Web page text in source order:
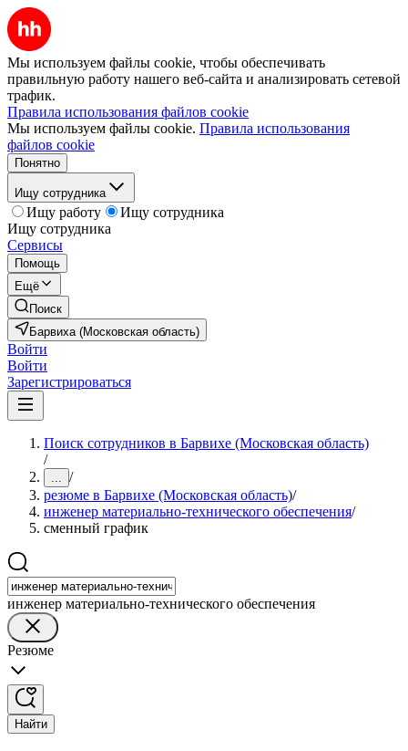
Мы используем файлы cookie, чтобы обеспечивать
правильную работу нашего веб-сайта и анализировать сетевой
трафик.
Правила использования файлов cookie
Мы используем файлы cookie. Правила использования
файлов cookie
Понятно
Ищу сотрудника
Ищу работу
Ищу сотрудника
Ищу сотрудника
Сервисы
Помощь
Ещё
Поиск
Барвиха (Московская область)
Войти
Войти
Зарегистрироваться
Поиск сотрудников в Барвихе (Московская область)
/
... /
резюме в Барвихе (Московская область)/
инженер материально-технического обеспечения/
сменный график
инженер материально-технического обеспечения
Резюме
Найти